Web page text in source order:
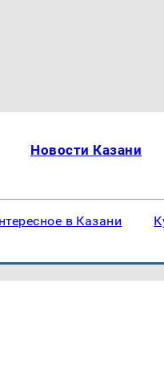
Новости Казани
в Казани